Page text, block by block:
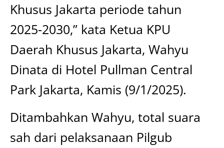
Khusus Jakarta periode tahun
2025-2030,” kata Ketua KPU
Daerah Khusus Jakarta, Wahyu
Dinata di Hotel Pullman Central
Park Jakarta, Kamis (9/1/2025).
Ditambahkan Wahyu, total suara
sah dari pelaksanaan Pilgub